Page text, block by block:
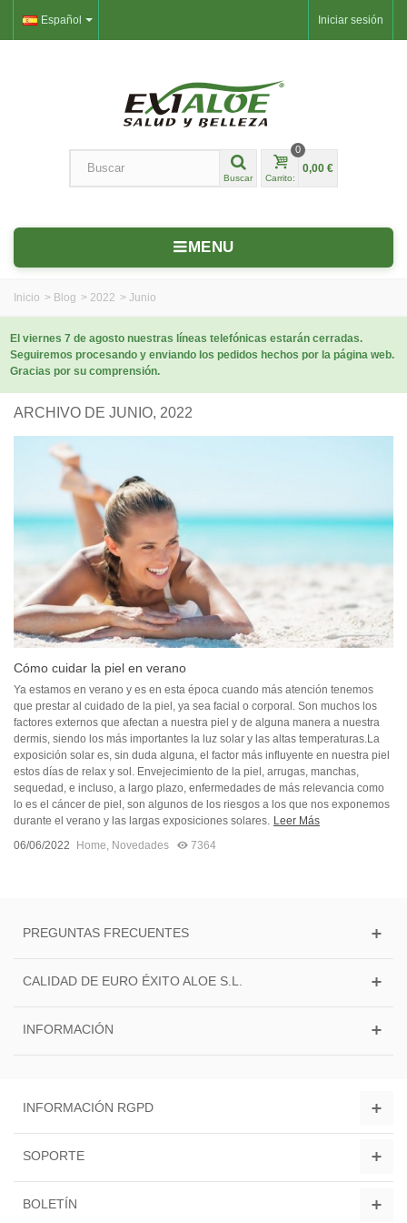
Iniciar sesión
Español
Buscar Carrito:
0
0,00 €
MENU
Inicio > Blog > 2022 > Junio
El viernes 7 de agosto nuestras líneas telefónicas estarán cerradas.
Seguiremos procesando y enviando los pedidos hechos por la página web.
Gracias por su comprensión.
ARCHIVO DE JUNIO, 2022
Cómo cuidar la piel en verano
Ya estamos en verano y es en esta época cuando más atención tenemos
que prestar al cuidado de la piel, ya sea facial o corporal. Son muchos los
factores externos que afectan a nuestra piel y de alguna manera a nuestra
dermis, siendo los más importantes la luz solar y las altas temperaturas.La
exposición solar es, sin duda alguna, el factor más influyente en nuestra piel
estos días de relax y sol. Envejecimiento de la piel, arrugas, manchas,
sequedad, e incluso, a largo plazo, enfermedades de más relevancia como
lo es el cáncer de piel, son algunos de los riesgos a los que nos exponemos
durante el verano y las largas exposiciones solares. Leer Más
06/06/2022
Home, Novedades 7364
PREGUNTAS FRECUENTES
CALIDAD DE EURO ÉXITO ALOE S.L.
INFORMACIÓN
INFORMACIÓN RGPD
SOPORTE
BOLETÍN